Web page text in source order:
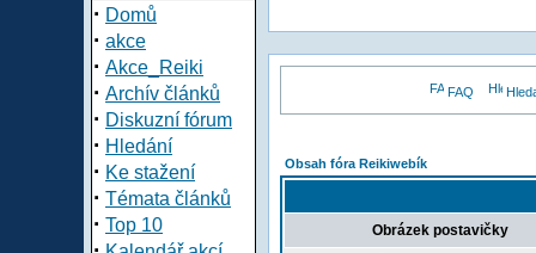
· Domů
· akce
· Akce_Reiki
· Archív článků
· Diskuzní fórum
· Hledání
· Ke stažení
· Témata článků
· Top 10
FAQ
Obsah fóra Reikiwebík
Obrázek postavičky